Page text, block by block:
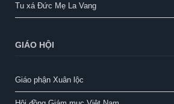
Tu xá Đức Mẹ La Vang
GIÁO HỘI
Giáo phận Xuân lộc